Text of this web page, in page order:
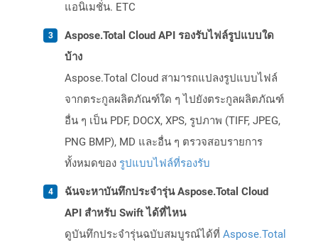
แอนิเมชั่น. ETC
Aspose.Total Cloud API รองรับไฟล์รูปแบบใด
บ้าง
Aspose.Total Cloud สามารถแปลงรูปแบบไฟล์
จากตระกูลผลิตภัณฑ์ใด ๆ ไปยังตระกูลผลิตภัณฑ์
อื่น ๆ เป็น PDF, DOCX, XPS, รูปภาพ (TIFF, JPEG,
PNG BMP), MD และอื่น ๆ ตรวจสอบรายการ
ทั้งหมดของ รูปแบบไฟล์ที่รองรับ
ฉันจะหาบันทึกประจำรุ่น Aspose.Total Cloud
API สำหรับ Swift ได้ที่ไหน
ดูบันทึกประจำรุ่นฉบับสมบูรณ์ได้ที่ Aspose.Total